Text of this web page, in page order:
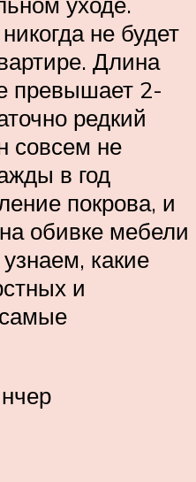
не будет
Длина
превышает 2-
редкий
совсем не
в год
покрова, и
обивке мебели
какие
и